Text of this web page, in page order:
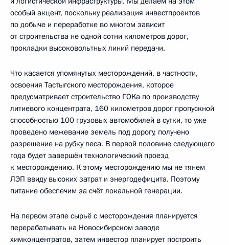
особый акцент, поскольку реализация инвестпроектов
по добыче и переработке во многом зависит
от строительства не одной сотни километров дорог,
прокладки высоковольтных линий передачи.
Что касается упомянутых месторождений, в частности,
освоения Тастыгского месторождения, которое
предусматривает строительство ГОКа по производству
литиевого концентрата, 160 километров дорог пропускной
способностью 100 грузовых автомобилей в сутки, то уже
проведено межевание земель под дорогу, получено
разрешение на рубку леса. В первой половине следующего
года будет завершён технологический проезд
к месторождению. К этому месторождению мы не тянем
ЛЭП ввиду высоких затрат и энергодефицита. Поэтому
питание обеспечим за счёт локальной генерации.
На первом этапе сырьё с месторождения планируется
перерабатывать на Новосибирском заводе
химконцентратов, затем инвестор планирует построить